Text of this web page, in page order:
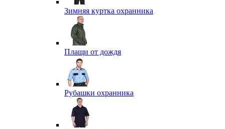
Зимняя куртка охранника
Плащи от дождя
Рубашки охранника